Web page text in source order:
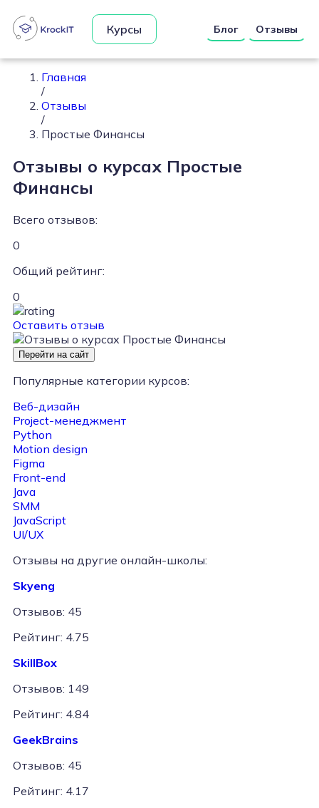
Курсы Блог Отзывы
Главная
/
Отзывы
/
Простые Финансы
Отзывы о курсах Простые
Финансы
Всего отзывов:
0
Общий рейтинг:
0
Оставить отзыв
Перейти на сайт
Популярные категории курсов:
Веб-дизайн
Project-менеджмент
Python
Motion design
Figma
Front-end
Java
SMM
JavaScript
UI/UX
Отзывы на другие онлайн-школы:
Skyeng
Отзывов: 45
Рейтинг: 4.75
SkillBox
Отзывов: 149
Рейтинг: 4.84
GeekBrains
Отзывов: 45
Рейтинг: 4.17